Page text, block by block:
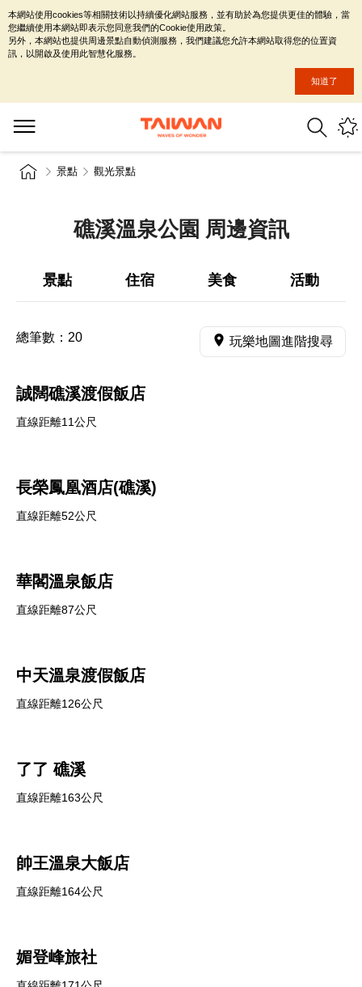
景點 觀光景點
礁溪溫泉公園 周邊資訊
景點 住宿 美食 活動
總筆數： 20 玩樂地圖進階搜尋
誠闊礁溪渡假飯店
直線距離11公尺
長榮鳳凰酒店(礁溪)
直線距離52公尺
華閣溫泉飯店
直線距離87公尺
中天溫泉渡假飯店
直線距離126公尺
了了 礁溪
直線距離163公尺
帥王溫泉大飯店
直線距離164公尺
媚登峰旅社
本網站使用cookies等相關技術以持續優化網站服務，並有助於為您提供更佳的體驗，當
您繼續使用本網站即表示您同意我們的Cookie使用政策。
另外，本網站也提供周邊景點自動偵測服務，我們建議您允許本網站取得您的位置資
訊，以開啟及使用此智慧化服務。
知道了